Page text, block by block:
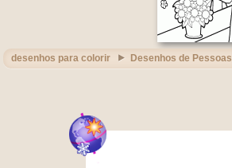
desenhos para colorir Desenhos de Pessoas